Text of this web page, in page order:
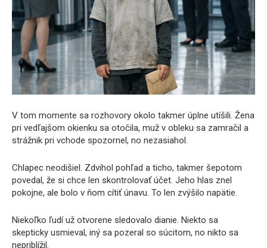
V tom momente sa rozhovory okolo takmer úplne utíšili. Žena
pri vedľajšom okienku sa otočila, muž v obleku sa zamračil a
strážnik pri vchode spozornel, no nezasiahol.
Chlapec neodišiel. Zdvihol pohľad a ticho, takmer šepotom
povedal, že si chce len skontrolovať účet. Jeho hlas znel
pokojne, ale bolo v ňom cítiť únavu. To len zvýšilo napätie.
Niekoľko ľudí už otvorene sledovalo dianie. Niekto sa
skepticky usmieval, iný sa pozeral so súcitom, no nikto sa
nepriblížil.